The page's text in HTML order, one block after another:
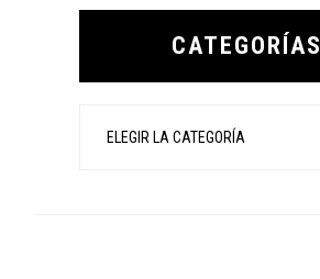
CATEGORÍAS